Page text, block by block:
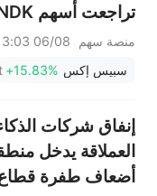
إعلان النتائج،
ماسك قوة الطلب
تداولات ما قبل
عملية فك حظر
منصة سهم
06/08 13:03
سبيس إكس +15.83%
إنفاق شركات
العملاقة يدخل
أضعاف طفرة قطاع